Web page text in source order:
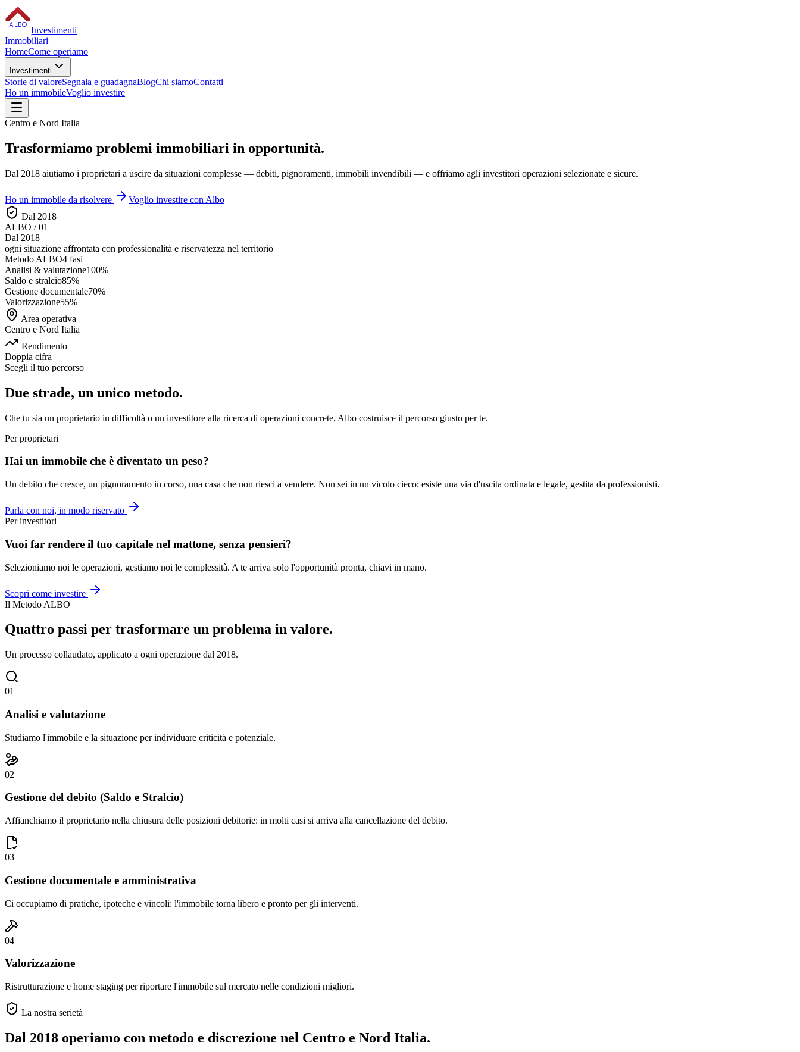
ALBO
Investimenti
Immobiliari
HomeCome operiamo
Investimenti
Storie di valoreSegnala e guadagnaBlogChi siamoContatti
Ho un immobileVoglio investire
Centro e Nord Italia
Trasformiamo problemi immobiliari in opportunità.
Dal 2018 aiutiamo i proprietari a uscire da situazioni complesse — debiti, pignoramenti, immobili invendibili — e offriamo agli investitori operazioni selezionate e sicure.
Ho un immobile da risolvere
Voglio investire con Albo
Dal 2018
ALBO / 01
Dal 2018
ogni situazione affrontata con professionalità e riservatezza nel territorio
Metodo ALBO4 fasi
Analisi & valutazione100%
Saldo e stralcio85%
Gestione documentale70%
Valorizzazione55%
Area operativa
Centro e Nord Italia
Rendimento
Doppia cifra
Scegli il tuo percorso
Due strade, un unico metodo.
Che tu sia un proprietario in difficoltà o un investitore alla ricerca di operazioni concrete, Albo costruisce il percorso giusto per te.
Per proprietari
Hai un immobile che è diventato un peso?
Un debito che cresce, un pignoramento in corso, una casa che non riesci a vendere. Non sei in un vicolo cieco: esiste una via d'uscita ordinata e legale, gestita da professionisti.
Parla con noi, in modo riservato
Per investitori
Vuoi far rendere il tuo capitale nel mattone, senza pensieri?
Selezioniamo noi le operazioni, gestiamo noi le complessità. A te arriva solo l'opportunità pronta, chiavi in mano.
Scopri come investire
Il Metodo ALBO
Quattro passi per trasformare un problema in valore.
Un processo collaudato, applicato a ogni operazione dal 2018.
01
Analisi e valutazione
Studiamo l'immobile e la situazione per individuare criticità e potenziale.
02
Gestione del debito (Saldo e Stralcio)
Affianchiamo il proprietario nella chiusura delle posizioni debitorie: in molti casi si arriva alla cancellazione del debito.
03
Gestione documentale e amministrativa
Ci occupiamo di pratiche, ipoteche e vincoli: l'immobile torna libero e pronto per gli interventi.
04
Valorizzazione
Ristrutturazione e home staging per riportare l'immobile sul mercato nelle condizioni migliori.
La nostra serietà
Dal 2018 operiamo con metodo e discrezione nel Centro e Nord Italia.